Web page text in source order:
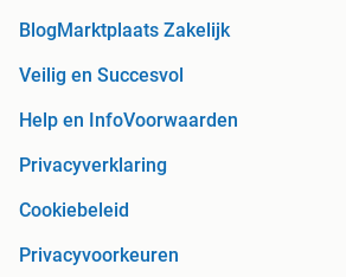
Blog Marktplaats Zakelijk
Veilig en Succesvol
Help en InfoVoorwaarden
Privacyverklaring
Cookiebeleid
Privacyvoorkeuren